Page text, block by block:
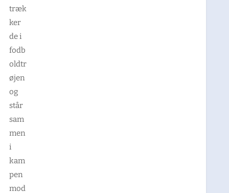
træk
ker
de i
fodb
oldtr
øjen
og
står
sam
men
i
kam
pen
mod